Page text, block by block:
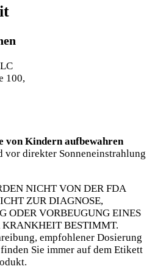
100,
von Kindern aufbewahren
vor direkter Sonneneinstrahlung
NICHT VON DER FDA
ZUR DIAGNOSE,
ODER VORBEUGUNG EINES
KRANKHEIT BESTIMMT.
empfohlener Dosierung
Sie immer auf dem Etikett